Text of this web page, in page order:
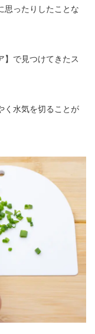
思ったりしたことな
】で見つけてきたス
く水気を切ることが